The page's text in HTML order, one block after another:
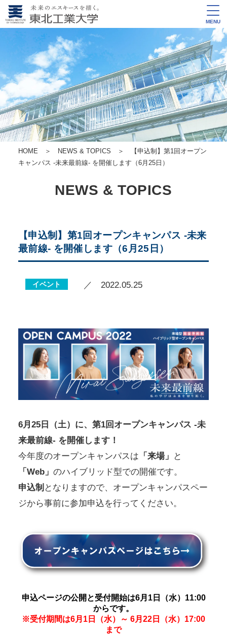
MENU
HOME ＞ NEWS & TOPICS ＞ 【申込制】第1回オープン
キャンパス -未来最前線- を開催します（6月25日）
NEWS & TOPICS
【申込制】第1回オープンキャンパス -未来
最前線- を開催します（6月25日）
イベント ／ 2022.05.25
6月25日（土）に、第1回オープンキャンパス -未
来最前線- を開催します！
今年度のオープンキャンパスは 「来場」
と
「Web」 のハイブリッド型での開催です。
申込制 となりますので、オープンキャンパスペー
ジから事前に参加申込を行ってください。
申込ページの公開と受付開始は6月1日（水）11:00
からです。
※受付期間は6月1日（水）～ 6月22日（水）17:00
まで